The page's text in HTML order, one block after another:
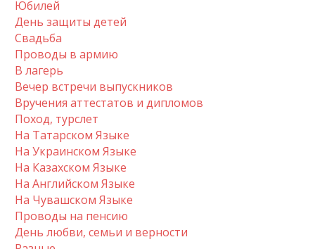
Юбилей
День защиты детей
Свадьба
Проводы в армию
В лагерь
Вечер встречи выпускников
Вручения аттестатов и дипломов
Поход, турслет
На Татарском Языке
На Украинском Языке
На Казахском Языке
На Английском Языке
На Чувашском Языке
Проводы на пенсию
День любви, семьи и верности